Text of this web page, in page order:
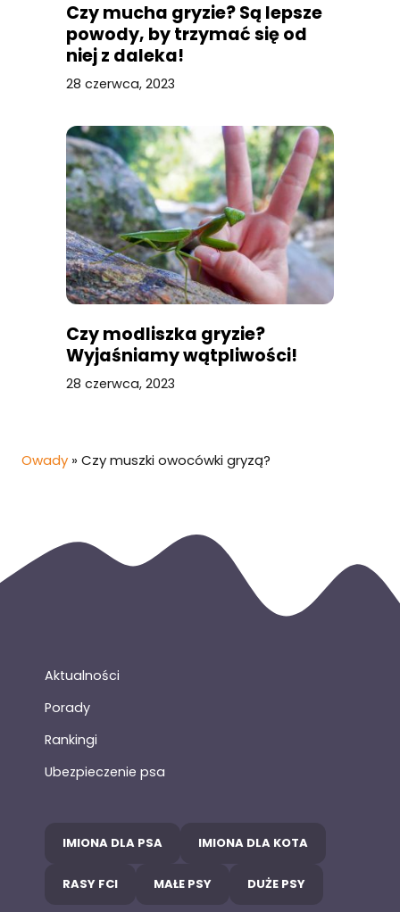
Czy mucha gryzie? Są lepsze
powody, by trzymać się od
niej z daleka!
28 czerwca, 2023
Czy modliszka gryzie?
Wyjaśniamy wątpliwości!
28 czerwca, 2023
Owady » Czy muszki owocówki gryzą?
Aktualności
Porady
Rankingi
Ubezpieczenie psa
IMIONA DLA PSA IMIONA DLA KOTA
RASY FCI MAŁE PSY DUŻE PSY